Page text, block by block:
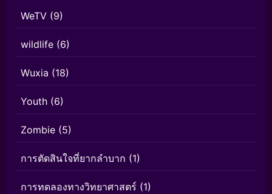
WeTV (9)
wildlife (6)
Wuxia (18)
Youth (6)
Zombie (5)
การตัดสินใจที่ยากลำบาก (1)
การทดลองทางวิทยาศาสตร์ (1)